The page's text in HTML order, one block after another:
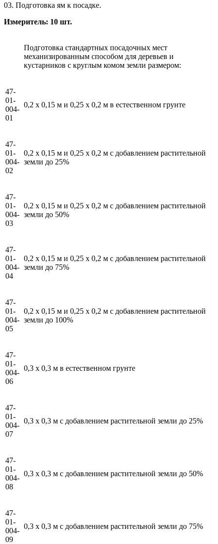
03. Подготовка ям к посадке.
Измеритель: 10 шт.
Подготовка стандартных посадочных мест
механизированным способом для деревьев и
кустарников с круглым комом земли размером:
47-
01-
004-
01
0,2 x 0,15 м и 0,25 x 0,2 м в естественном грунте
47-
01-
004-
02
0,2 x 0,15 м и 0,25 x 0,2 м с добавлением растительной
земли до 25%
47-
01-
004-
03
0,2 x 0,15 м и 0,25 x 0,2 м с добавлением растительной
земли до 50%
47-
01-
004-
04
0,2 x 0,15 м и 0,25 x 0,2 м с добавлением растительной
земли до 75%
47-
01-
004-
05
0,2 x 0,15 м и 0,25 x 0,2 м с добавлением растительной
земли до 100%
47-
01-
004-
06
0,3 x 0,3 м в естественном грунте
47-
01-
004-
07
0,3 x 0,3 м с добавлением растительной земли до 25%
47-
01-
004-
08
0,3 x 0,3 м с добавлением растительной земли до 50%
47-
01-
004-
09
0,3 x 0,3 м с добавлением растительной земли до 75%